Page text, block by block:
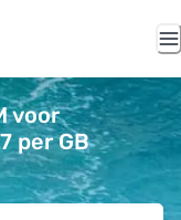
voor
per GB